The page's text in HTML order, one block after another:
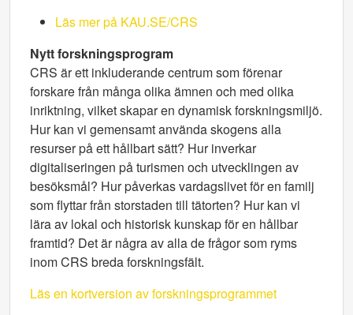
Läs mer på KAU.SE/CRS
Nytt forskningsprogram
CRS är ett inkluderande centrum som förenar
forskare från många olika ämnen och med olika
inriktning, vilket skapar en dynamisk forskningsmiljö.
Hur kan vi gemensamt använda skogens alla
resurser på ett hållbart sätt? Hur inverkar
digitaliseringen på turismen och utvecklingen av
besöksmål? Hur påverkas vardagslivet för en familj
som flyttar från storstaden till tätorten? Hur kan vi
lära av lokal och historisk kunskap för en hållbar
framtid? Det är några av alla de frågor som ryms
inom CRS breda forskningsfält.
Läs en kortversion av forskningsprogrammet